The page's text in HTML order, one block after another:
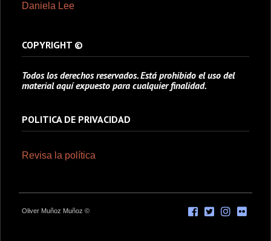
Daniela Lee
COPYRIGHT ©
Todos los derechos reservados. Está prohibido el uso del
material aquí expuesto para cualquier finalidad.
POLITICA DE PRIVACIDAD
Revisa la política
Oliver Muñoz Muñoz ©